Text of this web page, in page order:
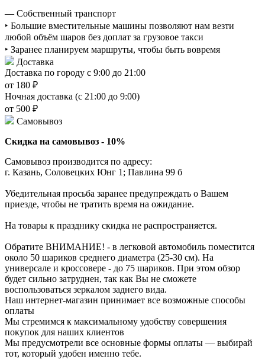
— Собственный транспорт
‣ Большие вместительные машины позволяют нам везти
любой объём шаров без доплат за грузовое такси
‣ Заранее планируем маршруты, чтобы быть вовремя
Доставка
Доставка по городу с 9:00 до 21:00
от 180 ₽
Ночная доставка (с 21:00 до 9:00)
от 500 ₽
Самовывоз
Скидка на самовывоз - 10%
Самовывоз производится по адресу:
г. Казань, Соловецких Юнг 1; Павлина 99 б
Убедительная просьба заранее предупреждать о Вашем
приезде, чтобы не тратить время на ожидание.
На товары к празднику скидка не распространяется.
Обратите ВНИМАНИЕ! - в легковой автомобиль поместится
около 50 шариков среднего диаметра (25-30 см). На
универсале и кроссовере - до 75 шариков. При этом обзор
будет сильно затруднен, так как Вы не сможете
воспользоваться зеркалом заднего вида.
Наш интернет-магазин принимает все возможные способы
оплаты
Мы стремимся к максимальному удобству совершения
покупок для наших клиентов
Мы предусмотрели все основные формы оплаты — выбирай
тот, который удобен именно тебе.